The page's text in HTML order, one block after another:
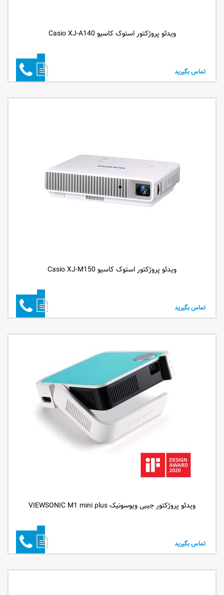
ویدئو پروژکتور استوک کاسیو Casio XJ-A140
تماس بگیرید
ویدئو پروژکتور استوک کاسیو Casio XJ-M150
تماس بگیرید
ویدئو پروژکتور جیبی ویوسونیک VIEWSONIC M1 mini plus
تماس بگیرید